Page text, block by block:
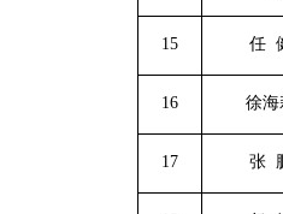
15 任
16 徐海
17 张